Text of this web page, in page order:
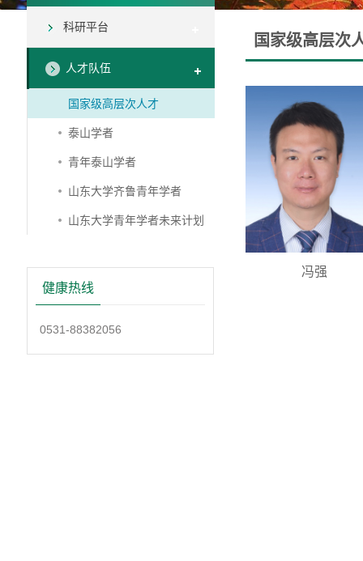
科研平台
人才队伍
国家级高层次人才
泰山学者
青年泰山学者
山东大学齐鲁青年学者
山东大学青年学者未来计划
健康热线
0531-88382056
国家级高层次
冯强